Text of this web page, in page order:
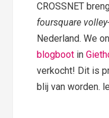
CROSSNET
foursquare
Nederland. We
blogboot in
verkocht! Dit is
blij van worden.